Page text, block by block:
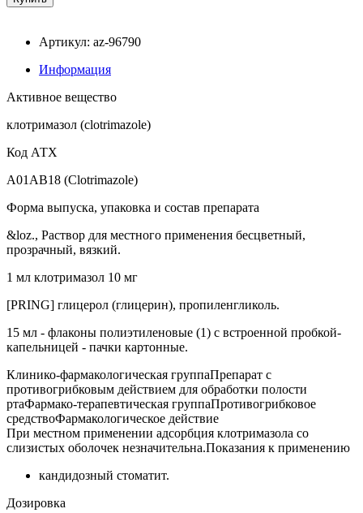
Артикул: az-96790
Информация
Активное вещество
клотримазол (clotrimazole)
Код АТХ
A01AB18 (Clotrimazole)
Форма выпуска, упаковка и состав препарата
&loz., Раствор для местного применения бесцветный,
прозрачный, вязкий.
1 мл клотримазол 10 мг
[PRING] глицерол (глицерин), пропиленгликоль.
15 мл - флаконы полиэтиленовые (1) с встроенной пробкой-
капельницей - пачки картонные.
Клинико-фармакологическая группаПрепарат с
противогрибковым действием для обработки полости
ртаФармако-терапевтическая группаПротивогрибковое
средствоФармакологическое действие
При местном применении адсорбция клотримазола со
слизистых оболочек незначительна.Показания к применению
кандидозный стоматит.
Дозировка